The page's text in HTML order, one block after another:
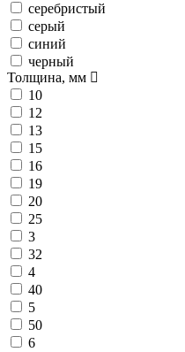
серебристый
серый
синий
черный
Толщина, мм
10
12
13
15
16
19
20
25
3
32
4
40
5
50
6